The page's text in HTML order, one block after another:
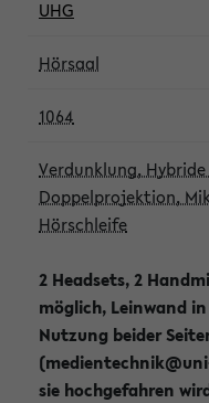
UHG
Hörsaal
1064
Verdunklung,
Doppelprojektion,
Hörschleife
2 Headsets, 2
möglich, Leinwand
Nutzung beider
sie hochgefahren